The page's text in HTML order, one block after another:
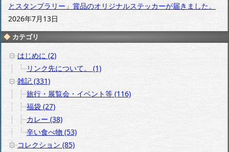
とスタンプラリー」賞品のオリジナルステッカーが届きました。
2026年7月13日
カテゴリ
はじめに (2)
リンク先について。 (1)
雑記 (331)
旅行・展覧会・イベント等 (116)
福袋 (27)
カレー (38)
辛い食べ物 (53)
コレクション (85)